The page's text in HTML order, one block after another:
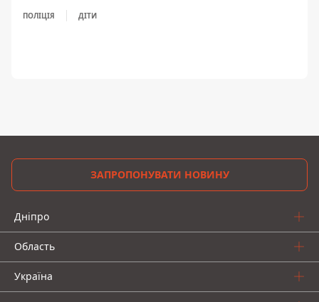
ПОЛІЦІЯ ДІТИ
ЗАПРОПОНУВАТИ НОВИНУ
Дніпро
Область
Україна